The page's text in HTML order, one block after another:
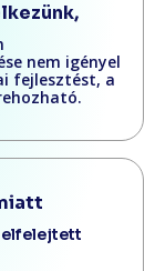
nem igényel
fejlesztést, a
elfelejtett